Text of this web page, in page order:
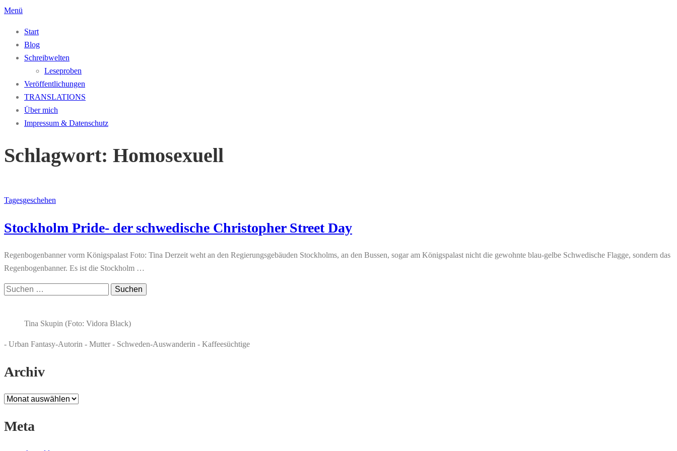
Zum
springen
Menü
Start
Blog
Schreibwelten
Leseproben
Veröffentlichungen
TRANSLATIONS
Über mich
Impressum & Datenschutz
Schlagwort: Homosexuell
Tagesgeschehen
Stockholm Pride- der schwedische Christopher Street Day
Regenbogenbanner vorm Königspalast Foto: Tina Derzeit weht an den Regierungsgebäuden Stockholms, an den Bussen, sogar am Königspalast nicht die gewohnte blau-gelbe Schwedische Flagge, sondern das
Regenbogenbanner. Es ist die Stockholm …
Suchen
Tina Skupin (Foto: Vidora Black)
- Urban Fantasy-Autorin - Mutter - Schweden-Auswanderin - Kaffeesüchtige
Archiv
Archiv
Meta